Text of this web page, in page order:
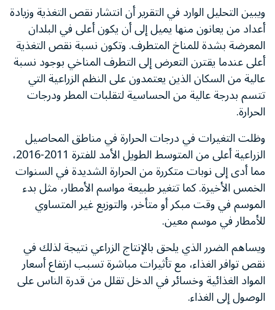
ويبين التحليل الوارد في التقرير أن انتشار نقص التغذية وزيادة
أعداد من يعانون منها يميل إلى أن يكون أعلى في البلدان
المعرضة بشدة للمناخ المتطرف. وتكون نسبة نقص التغذية
أعلى عندما يقترن التعرض إلى التطرف المناخي بوجود نسبة
عالية من السكان الذين يعتمدون على النظم الزراعية التي
تتسم بدرجة عالية من الحساسية لتقلبات المطر ودرجات
الحرارة.
وظلت التغيرات في درجات الحرارة في مناطق المحاصيل
الزراعية أعلى من المتوسط الطويل الأمد للفترة 2011-2016،
مما أدى إلى نوبات متكررة من الحرارة الشديدة في السنوات
الخمس الأخيرة. كما تتغير طبيعة مواسم الأمطار، مثل بدء
الموسم في وقت مبكر أو متأخر، والتوزيع غير المتساوي
للأمطار في موسم معين.
ويساهم الضرر الذي يلحق بالإنتاج الزراعي نتيجة لذلك في
نقص توافر الغذاء، مع تأثيرات مباشرة تسبب ارتفاع أسعار
المواد الغذائية وخسائر في الدخل تقلل من قدرة الناس على
الوصول إلى الغذاء.